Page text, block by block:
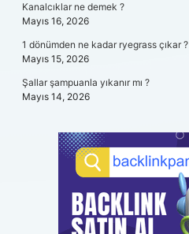
Kanalcıklar ne demek ?
Mayıs 16, 2026
1 dönümden ne kadar ryegrass çıkar ?
Mayıs 15, 2026
Şallar şampuanla yıkanır mı ?
Mayıs 14, 2026